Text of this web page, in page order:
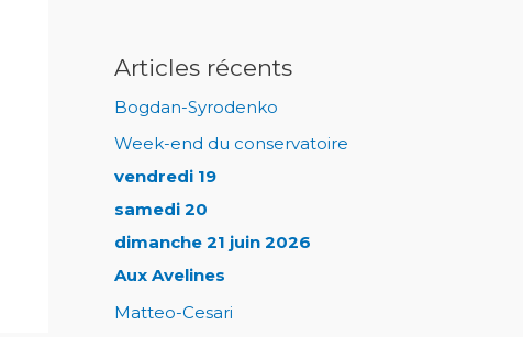
Articles récents
Bogdan-Syrodenko
Week-end du conservatoire
vendredi 19
samedi 20
dimanche 21 juin 2026
Aux Avelines
Matteo-Cesari